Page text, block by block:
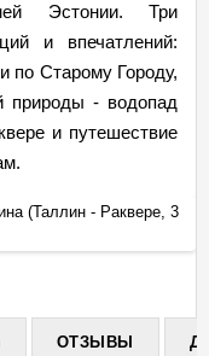
Эстонии. Три
и впечатлений:
по Старому Городу,
природы - водопад
и путешествие
+
(Таллин - Раквере, 3
ОТЗЫВЫ